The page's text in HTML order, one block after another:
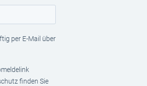
per E-Mail über
finden Sie